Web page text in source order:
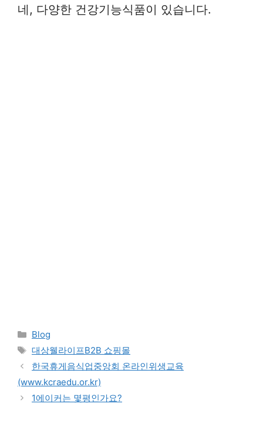
네, 다양한 건강기능식품이 있습니다.
Categories
Blog
Tags
대상웰라이프B2B 쇼핑몰
한국휴게음식업중앙회 온라인위생교육
(www.kcraedu.or.kr)
1에이커는 몇평인가요?